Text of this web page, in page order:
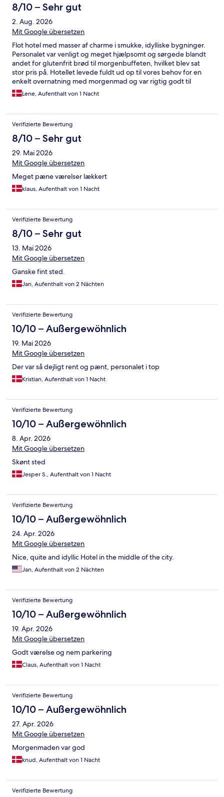
8/10 – Sehr gut
2. Aug. 2026
Mit Google übersetzen
Flot hotel med masser af charme i smukke, idylliske bygninger.
Personalet var venligt og meget hjælpsomt og sørgede blandt
andet for glutenfrit brød til morgenbuffeten, hvilket blev sat
stor pris på. Hotellet levede fuldt ud op til vores behov for en
enkelt overnatning med morgenmad og var rigtig godt til
prisen. Vi kommer gerne igen.
Lene, Aufenthalt von 1 Nacht
Verifizierte Bewertung
8/10 – Sehr gut
29. Mai 2026
Mit Google übersetzen
Meget pæne værelser lækkert
klaus, Aufenthalt von 1 Nacht
Verifizierte Bewertung
8/10 – Sehr gut
13. Mai 2026
Mit Google übersetzen
Ganske fint sted.
Jan, Aufenthalt von 2 Nächten
Verifizierte Bewertung
10/10 – Außergewöhnlich
19. Mai 2026
Mit Google übersetzen
Der var så dejligt rent og pænt, personalet i top
Kristian, Aufenthalt von 1 Nacht
Verifizierte Bewertung
10/10 – Außergewöhnlich
8. Apr. 2026
Mit Google übersetzen
Skønt sted
Jesper S., Aufenthalt von 1 Nacht
Verifizierte Bewertung
10/10 – Außergewöhnlich
24. Apr. 2026
Mit Google übersetzen
Nice, quite and idyllic Hotel in the middle of the city.
Jan, Aufenthalt von 2 Nächten
Verifizierte Bewertung
10/10 – Außergewöhnlich
19. Apr. 2026
Mit Google übersetzen
Godt værelse og nem parkering
Claus, Aufenthalt von 1 Nacht
Verifizierte Bewertung
10/10 – Außergewöhnlich
27. Apr. 2026
Mit Google übersetzen
Morgenmaden var god
knud, Aufenthalt von 1 Nacht
Verifizierte Bewertung